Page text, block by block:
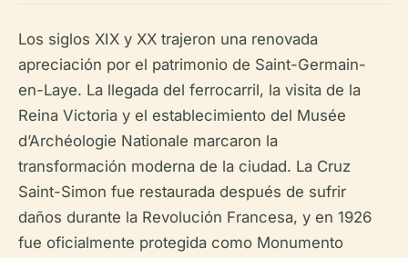
Los siglos XIX y XX trajeron una renovada
apreciación por el patrimonio de Saint-Germain-
en-Laye. La llegada del ferrocarril, la visita de la
Reina Victoria y el establecimiento del Musée
d’Archéologie Nationale marcaron la
transformación moderna de la ciudad. La Cruz
Saint-Simon fue restaurada después de sufrir
daños durante la Revolución Francesa, y en 1926
fue oficialmente protegida como Monumento